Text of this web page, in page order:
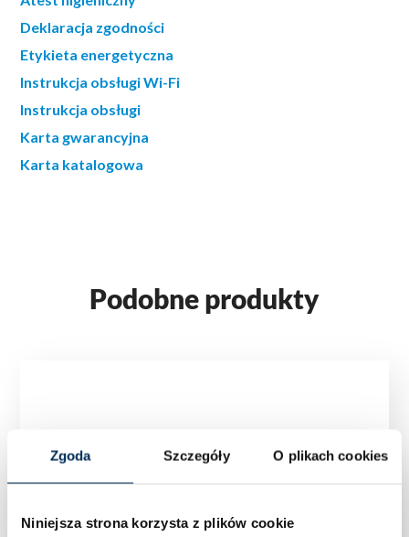
Zgoda Szczegóły O plikach cookies
Niniejsza strona korzysta z plików cookie
Deklaracja zgodności
Etykieta energetyczna
Instrukcja obsługi Wi-Fi
Instrukcja obsługi
Karta gwarancyjna
Karta katalogowa
Podobne produkty